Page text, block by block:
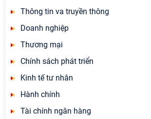
Thông tin va truyền thông
Doanh nghiệp
Thương mại
Chính sách phát triển
Kinh tế tư nhân
Hành chính
Tài chính ngân hàng